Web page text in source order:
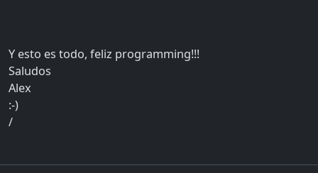
Y esto es todo, feliz programming!!!
Saludos
Alex
:-)
/